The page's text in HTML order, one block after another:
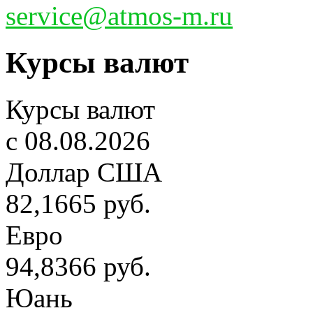
service@atmos-m.ru
Курсы валют
Курсы валют
c 08.08.2026
Доллар США
82,1665 руб.
Евро
94,8366 руб.
Юань